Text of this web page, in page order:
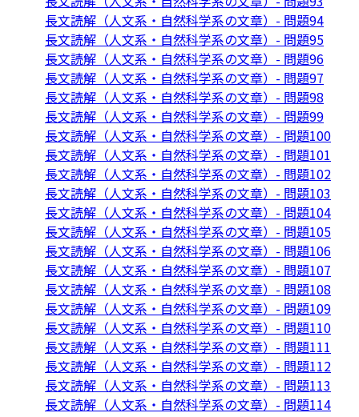
長文読解（人文系・自然科学系の文章）- 問題94
長文読解（人文系・自然科学系の文章）- 問題95
長文読解（人文系・自然科学系の文章）- 問題96
長文読解（人文系・自然科学系の文章）- 問題97
長文読解（人文系・自然科学系の文章）- 問題98
長文読解（人文系・自然科学系の文章）- 問題99
長文読解（人文系・自然科学系の文章）- 問題100
長文読解（人文系・自然科学系の文章）- 問題101
長文読解（人文系・自然科学系の文章）- 問題102
長文読解（人文系・自然科学系の文章）- 問題103
長文読解（人文系・自然科学系の文章）- 問題104
長文読解（人文系・自然科学系の文章）- 問題105
長文読解（人文系・自然科学系の文章）- 問題106
長文読解（人文系・自然科学系の文章）- 問題107
長文読解（人文系・自然科学系の文章）- 問題108
長文読解（人文系・自然科学系の文章）- 問題109
長文読解（人文系・自然科学系の文章）- 問題110
長文読解（人文系・自然科学系の文章）- 問題111
長文読解（人文系・自然科学系の文章）- 問題112
長文読解（人文系・自然科学系の文章）- 問題113
長文読解（人文系・自然科学系の文章）- 問題114